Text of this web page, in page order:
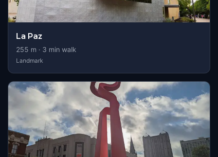
La Paz
255 m · 3 min walk
Landmark